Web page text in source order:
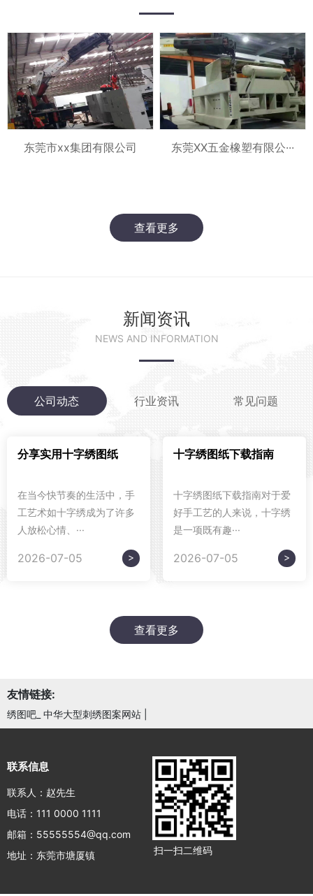
东莞市xx集团有限公司 东莞XX五金橡塑有限公···
查看更多
新闻资讯
NEWS AND INFORMATION
公司动态 行业资讯 常见问题
分享实用十字绣图纸
在当今快节奏的生活中，手
工艺术如十字绣成为了许多
人放松心情、···
2026-07-05 >
十字绣图纸下载指南
十字绣图纸下载指南对于爱
好手工艺的人来说，十字绣
是一项既有趣···
2026-07-05 >
查看更多
友情链接:
绣图吧_ 中华大型刺绣图案网站
联系信息
联系人：赵先生
电话：111 0000 1111
邮箱：55555554@qq.com
地址：东莞市塘厦镇
扫一扫二维码